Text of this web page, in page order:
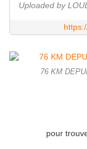
Uploaded by
76 KM
pour